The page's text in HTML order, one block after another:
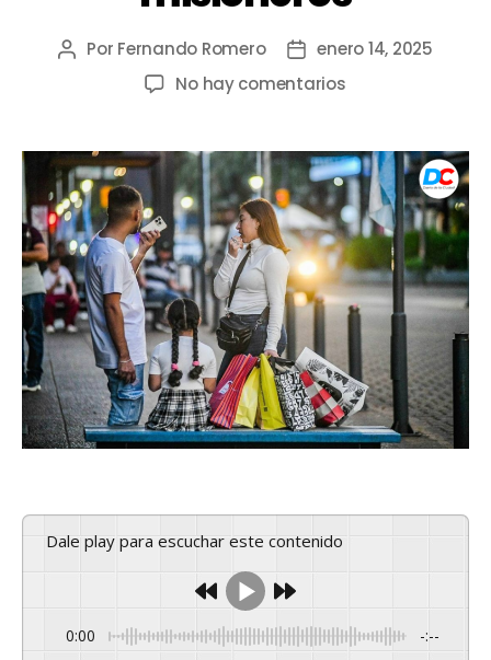
Por Fernando Romero
enero 14, 2025
No hay comentarios
Dale play para escuchar este contenido
0:00 -:--